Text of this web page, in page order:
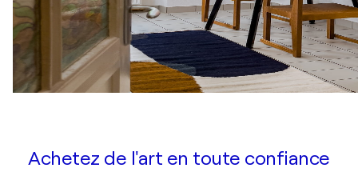
Achetez de l'art en toute confiance